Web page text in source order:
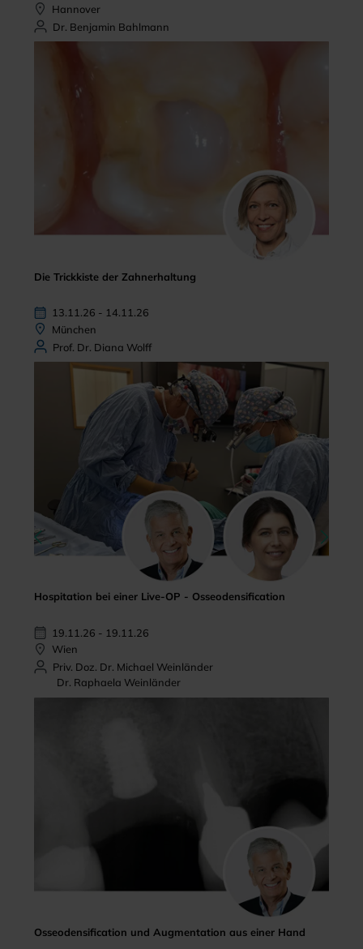
Hannover
Dr. Benjamin Bahlmann
Die Trickkiste der Zahnerhaltung
13.11.26 - 14.11.26
München
Prof. Dr. Diana Wolff
Hospitation bei einer Live-OP - Osseodensification
19.11.26 - 19.11.26
Wien
Priv. Doz. Dr. Michael Weinländer
Dr. Raphaela Weinländer
Osseodensification und Augmentation aus einer Hand